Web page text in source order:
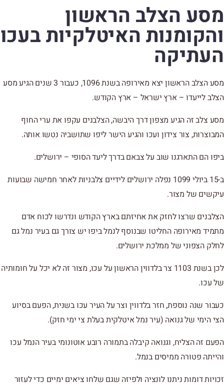
מסע הצלב הראשון
והקומנות האיטלקיות בעכו
העתיקה
מסע הצלב הראשון יצא מאירופה בשנת 1096, כעבור 3 שנים הגיע מסע
הצלב לייעדו – ארץ ישראל – ארץ הקודש.
מסע צלב זה הגיע מצפון דרך היבשה, הצלבנים עקפו את ערי החוף
המבוצרות, צור צידון ועכו והגיע הישר ליפו שתושביה נטשו אותה.
ביפו הם התארגנו שוב על צבאם בדרך ליעד הסופי – ירושלים.
ב-15 ביולי 1099 נפלה ירושלים לידיים צלבניות לאחר חמישה שבועות
עיקשים של מצור.
הצלבנים שרצו לחזק את אחיזתם בארץ הקודש ונדרשו לכוח אדם
מתמיד מאירופה החליטו שבנוסף לנמל ביפו יש צורך גם בעיר נמל גם
לחלק הצפוני של ממלכת ירושלים.
לכן בשנת 1103 צר בלדווין הראשון על עכו, מצור זה לא יכל על חומותיה
של עכו.
כעבור שנה נוספת, חזר בלדווין וצר על העיר עכו בשנית, הפעם בסיוע
הצי הימי של גנואה (עיר נמל איטלקית בעלת צי ימי חזק).
הפעם זה הצליח, וגנואה קיבלה בתמורה רובע אוטונומי בעיר הנמל עכו
והייתה פטורה ממיסים בנמל.
זכויות דומות ניתנו לונציה ולפיזה שגם שלחו ציאים ימיים כדי לעזור